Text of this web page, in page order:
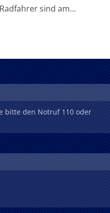
Radfahrer sind am…
bitte den Notruf 110 oder